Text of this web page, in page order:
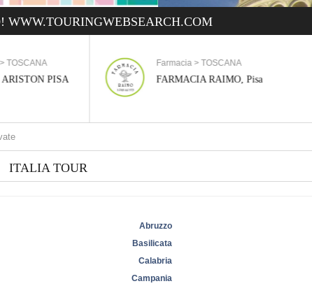
WWW.TOURINGWEBSEARCH.COM
Farmacia > TOSCANA
FARMACIA RAIMO, Pisa BENEDETTI
ITALIA TOUR